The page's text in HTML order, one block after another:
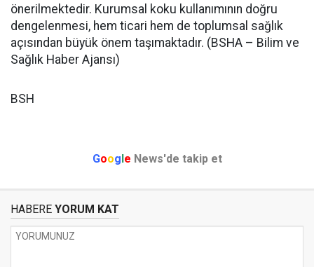
önerilmektedir. Kurumsal koku kullanımının doğru
dengelenmesi, hem ticari hem de toplumsal sağlık
açısından büyük önem taşımaktadır. (BSHA – Bilim ve
Sağlık Haber Ajansı)
BSH
Google News'de takip et
HABERE YORUM KAT